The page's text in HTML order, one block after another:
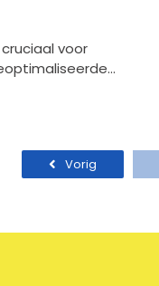
voor
Vorig